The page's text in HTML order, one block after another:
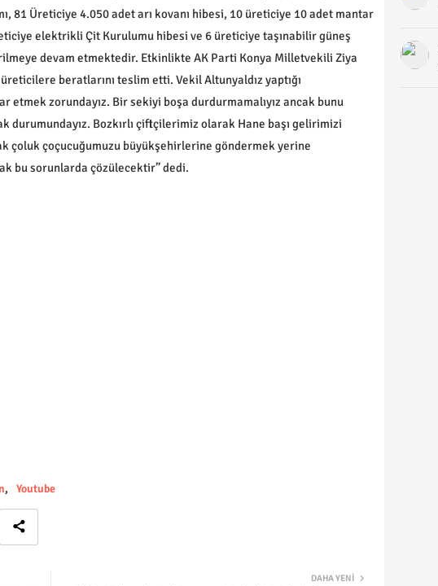
81 Üreticiye 4.050 adet arı kovanı hibesi, 10 üreticiye 10 adet mantar
elektrikli Çit Kurulumu hibesi ve 6 üreticiye taşınabilir güneş
devam etmektedir. Etkinlikte AK Parti Konya Milletvekili Ziya
beratlarını teslim etti. Vekil Altunyaldız yaptığı
etmek zorundayız. Bir sekiyi boşa durdurmamalıyız ancak bunu
Bozkırlı çiftçilerimiz olarak Hane başı gelirimizi
çoluk çoçucuğumuzu büyükşehirlerine göndermek yerine
bu sorunlarda çözülecektir” dedi.
Youtube
DAHA YENI